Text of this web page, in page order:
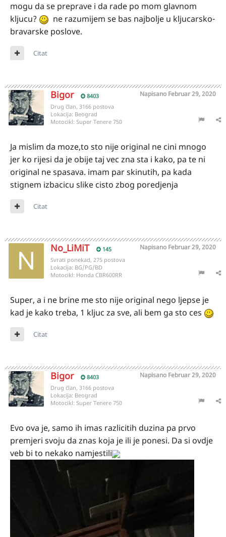
mogu da se preprave i da rade po mom glavnom
kljucu?
ne razumijem se bas najbolje u kljucarsko-
bravarske poslove.
Citat
Bigor 8403 Napisano Februar 29, 2020
Drug član, 3166 postova
Lokacija: Beograd
Motocikl: Super Tenere 750
Ja mislim da moze,to sto nije original ne cini mnogo
jer ko rijesi da je obije taj vec zna sta i kako, pa te ni
original ne spasava. imam par skinutih, pa kada
stignem izbacicu slike cisto zbog poredjenja
Citat
No_LiMiT 145 Napisano Februar 29, 2020
Svrati ponekad, 275 postova
Lokacija: BG/PG/BD
Motocikl: Honda CBR600RR
Super, a i ne brine me sto nije original nego ljepse je
kad je kako treba, 1 kljuc za sve, ali bem ga sto ces
Citat
Bigor 8403 Napisano Februar 29, 2020
Drug član, 3166 postova
Lokacija: Beograd
Motocikl: Super Tenere 750
Evo ova je, samo ih imas razlicitih duzina pa prvo
premjeri svoju da znas koja je ili je ponesi. Da si ovdje
veb bi to nekako namjestili